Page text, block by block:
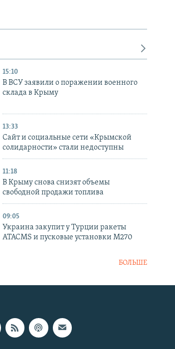
15:10
В ВСУ заявили о поражении военного
склада в Крыму
13:33
Сайт и социальные сети «Крымской
солидарности» стали недоступны
11:18
В Крыму снова снизят объемы
свободной продажи топлива
09:05
Украина закупит у Турции ракеты
ATACMS и пусковые установки M270
БОЛЬШЕ